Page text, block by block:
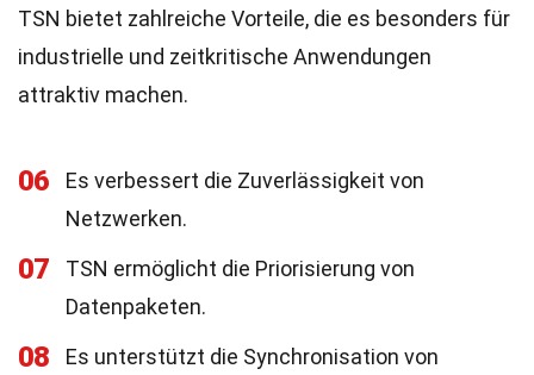
TSN bietet zahlreiche Vorteile, die es besonders für
industrielle und zeitkritische Anwendungen
attraktiv machen.
06
Es verbessert die Zuverlässigkeit von
Netzwerken.
07
TSN ermöglicht die Priorisierung von
Datenpaketen.
08
Es unterstützt die Synchronisation von